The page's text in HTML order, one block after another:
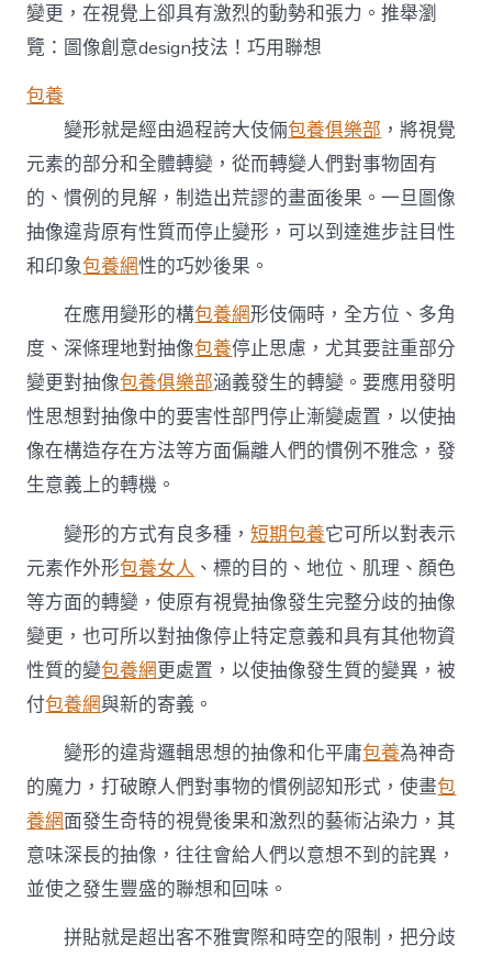
變更，在視覺上卻具有激烈的動勢和張力。推舉瀏
覽：圖像創意design技法！巧用聯想
包養
變形就是經由過程誇大伎倆包養俱樂部 ，將視覺
元素的部分和全體轉變，從而轉變人們對事物固有
的、慣例的見解，制造出荒謬的畫面後果。一旦圖像
抽像違背原有性質而停止變形，可以到達進步註目性
和印象包養網性的巧妙後果。
在應用變形的構包養網形伎倆時，全方位、多角
度、深條理地對抽像包養停止思慮，尤其要註重部分
變更對抽像包養俱樂部涵義發生的轉變。要應用發明
性思想對抽像中的要害性部門停止漸變處置，以使抽
像在構造存在方法等方面偏離人們的慣例不雅念，發
生意義上的轉機。
變形的方式有良多種，短期包養它可所以對表示
元素作外形包養女人 、標的目的、地位、肌理、顏色
等方面的轉變，使原有視覺抽像發生完整分歧的抽像
變更，也可所以對抽像停止特定意義和具有其他物資
性質的變包養網更處置，以使抽像發生質的變異，被
付包養網與新的寄義。
變形的違背邏輯思想的抽像和化平庸包養為神奇
的魔力，打破瞭人們對事物的慣例認知形式，使畫包
養網面發生奇特的視覺後果和激烈的藝術沾染力，其
意味深長的抽像，往往會給人們以意想不到的詫異，
並使之發生豐盛的聯想和回味。
拼貼就是超出客不雅實際和時空的限制，把分歧